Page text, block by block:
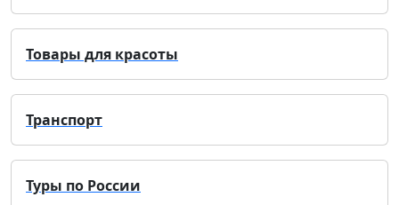
Товары для красоты
Транспорт
Туры по России